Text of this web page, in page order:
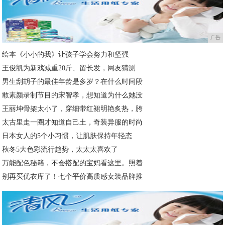
广告
绘本《小小的我》让孩子学会努力和坚强
王俊凯为新戏减重20斤、留长发，网友猜测
男生刮胡子的最佳年龄是多岁？在什么时间段
敢素颜录制节目的宋智孝，想知道为什么她没
王丽坤骨架太小了，穿细带红裙明艳炙热，胯
太古里走一圈才知道自己土，奇装异服的时尚
日本女人的5个小习惯，让肌肤保持年轻态
秋冬5大色彩流行趋势，太太太喜欢了
万能配色秘籍，不会搭配的宝妈看这里。照着
别再买优衣库了！七个平价高质感女装品牌推